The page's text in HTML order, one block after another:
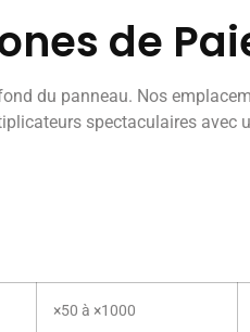
de
du panneau. Nos
spectaculaires
×50 à ×1000